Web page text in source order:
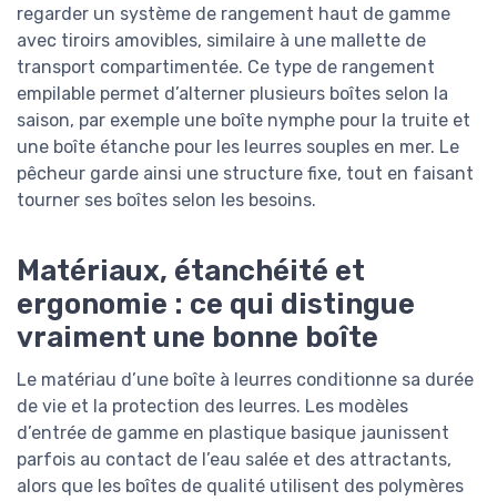
regarder un système de rangement haut de gamme
avec tiroirs amovibles, similaire à une mallette de
transport compartimentée. Ce type de rangement
empilable permet d’alterner plusieurs boîtes selon la
saison, par exemple une boîte nymphe pour la truite et
une boîte étanche pour les leurres souples en mer. Le
pêcheur garde ainsi une structure fixe, tout en faisant
tourner ses boîtes selon les besoins.
Matériaux, étanchéité et
ergonomie : ce qui distingue
vraiment une bonne boîte
Le matériau d’une boîte à leurres conditionne sa durée
de vie et la protection des leurres. Les modèles
d’entrée de gamme en plastique basique jaunissent
parfois au contact de l’eau salée et des attractants,
alors que les boîtes de qualité utilisent des polymères